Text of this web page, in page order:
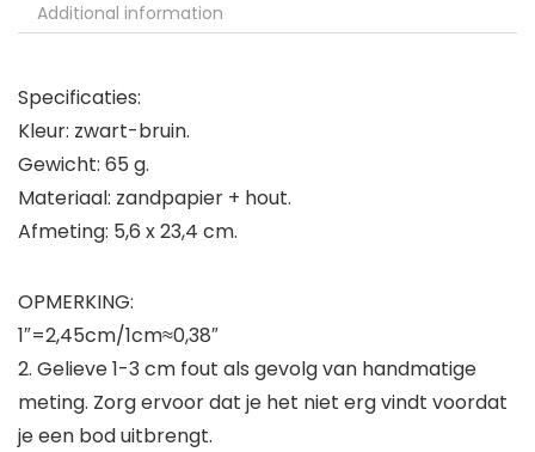
Additional information
Specificaties:
Kleur: zwart-bruin.
Gewicht: 65 g.
Materiaal: zandpapier + hout.
Afmeting: 5,6 x 23,4 cm.
OPMERKING:
1″=2,45cm/1cm≈0,38″
2. Gelieve 1-3 cm fout als gevolg van handmatige
meting. Zorg ervoor dat je het niet erg vindt voordat
je een bod uitbrengt.